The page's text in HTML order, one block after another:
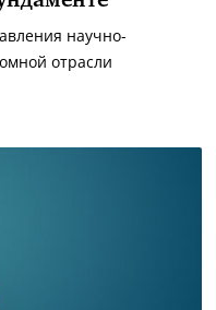
научно-
отрасли